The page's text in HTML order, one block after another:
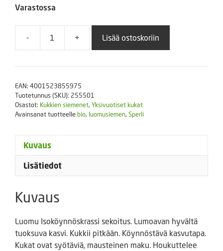
Varastossa
-
Luomu
sekoitus
+ Lisää ostoskoriin
EAN: 4001523855975
Tuotetunnus (SKU): 255501
Osastot: Kukkien siemenet, Yksivuotiset kukat
Avainsanat tuotteellebio, luomusiemen, Sperli
Kuvaus
Lisätiedot
Kuvaus
Luomu Isoköynnöskrassi sekoitus. Lumoavan hyvältä
tuoksuva kasvi. Kukkii pitkään. Köynnöstävä kasvutapa.
Kukat ovat syötäviä, mausteinen maku. Houkuttelee